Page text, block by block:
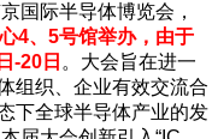
国际半导体博览会，
4、5号馆举办，由于
-20日 。大会旨在进一
组织、企业有效交流合
下全球半导体产业的发